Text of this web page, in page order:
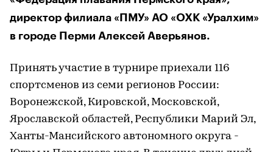
директор филиала «ПМУ» АО «ОХК «Уралхим»
в городе Перми Алексей Аверьянов.
Принять участие в турнире приехали 116
спортсменов из семи регионов России:
Воронежской, Кировской, Московской,
Ярославской областей, Республики Марий Эл,
Ханты-Мансийского автономного округа -